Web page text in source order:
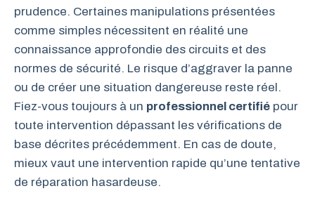
prudence. Certaines manipulations présentées
comme simples nécessitent en réalité une
connaissance approfondie des circuits et des
normes de sécurité. Le risque d’aggraver la panne
ou de créer une situation dangereuse reste réel.
Fiez-vous toujours à un professionnel certifié pour
toute intervention dépassant les vérifications de
base décrites précédemment. En cas de doute,
mieux vaut une intervention rapide qu’une tentative
de réparation hasardeuse.